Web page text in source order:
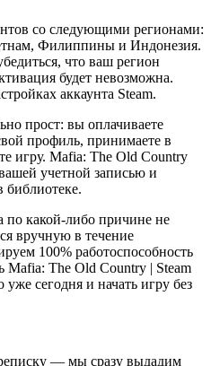
со следующими регионами:
Филиппины и Индонезия.
что ваш регион
будет невозможна.
аккаунта Steam.
прост: вы оплачиваете
профиль, принимаете в
игру. Mafia: The Old Country
учетной записью и
библиотеке.
по какой-либо причине не
вручную в течение
100% работоспособность
Mafia: The Old Country | Steam
сегодня и начать игру без
— мы сразу выдадим